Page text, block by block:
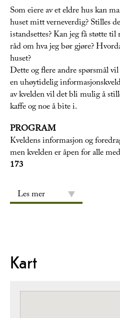
Som eiere av et eldre hus kan
huset mitt verneverdig? Stilles
istandsettes? Kan jeg få støtte
råd om hva jeg bør gjøre?
huset?
Dette og flere andre spørsmål
en uhøytidelig
av kvelden vil det bli mulig å
kaffe og noe å bite i.
PROGRAM
Kveldens informasjon og
men kvelden er åpen for alle
173
Les mer
Kart